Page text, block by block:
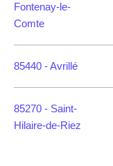
Fontenay-le-
Comte
85440 -Avrillé
85270 - Saint-
Hilaire-de-Riez